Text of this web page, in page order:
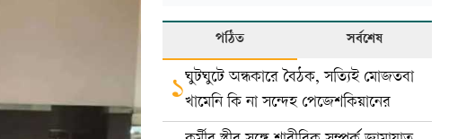
পঠিত সর্বশেষ
১ঘুটঘুটে অন্ধকারে বৈঠক, সত্যিই মোজতবা
খামেনি কি না সন্দেহ পেজেশকিয়ানের